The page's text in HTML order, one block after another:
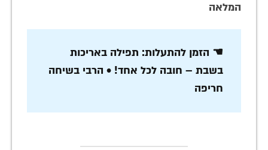
המלאה
☚ הזמן להתעלות: תפילה באריכות
בשבת – חובה לכל אחד! • הרבי בשיחה
חריפה